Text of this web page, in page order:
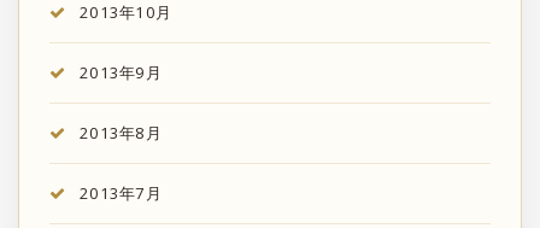
2013年10月
2013年9月
2013年8月
2013年7月